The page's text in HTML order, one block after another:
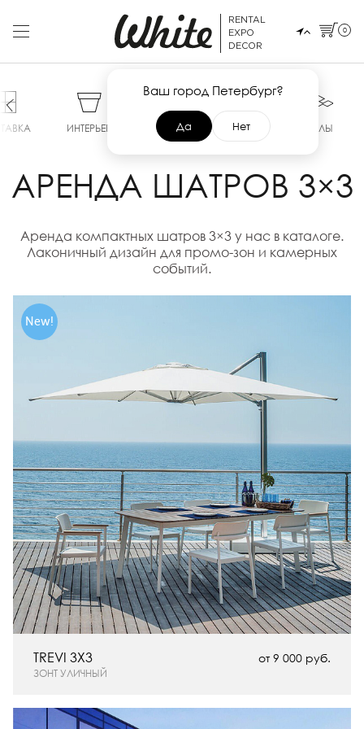
RENTAL
EXPO
DECOR
Ваш город Петербург?
Да Нет
0
ИНТЕРЬЕР СЦЕНЫ ТЕНТЫ ПОЛЫ
АРЕНДА ШАТРОВ 3×3
Аренда компактных шатров 3×3 у нас в каталоге.
Лаконичный дизайн для промо-зон и камерных
событий.
New!
от 9 000 руб.
ЗОНТ УЛИЧНЫЙ
TREVI 3Х3